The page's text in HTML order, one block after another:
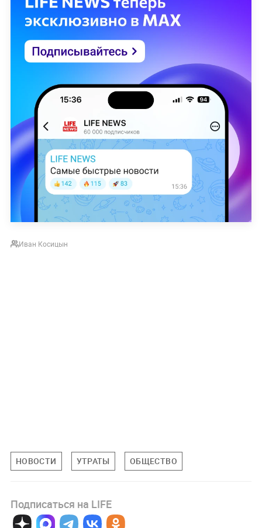
Иван Косицын
НОВОСТИ УТРАТЫ ОБЩЕСТВО
Подписаться на LIFE